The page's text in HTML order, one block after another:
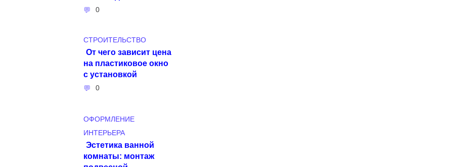
0
СТРОИТЕЛЬСТВО
От чего зависит цена
на пластиковое окно
с установкой
0
ОФОРМЛЕНИЕ
ИНТЕРЬЕРА
Эстетика ванной
комнаты: монтаж